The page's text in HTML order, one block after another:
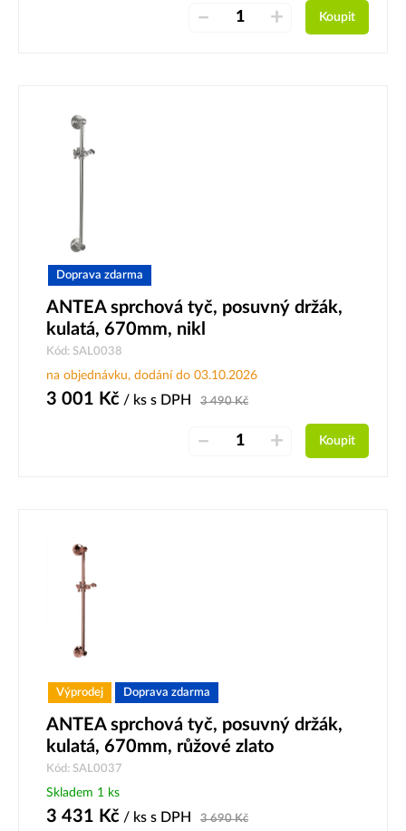
– + Koupit
Doprava zdarma
ANTEA sprchová tyč, posuvný držák,
kulatá, 670mm, nikl
Kód: SAL0038
na objednávku, dodání do 03.10.2026
3 001 Kč / ks s DPH 3 490Kč
– + Koupit
Výprodej Doprava zdarma
ANTEA sprchová tyč, posuvný držák,
kulatá, 670mm, růžové zlato
Kód: SAL0037
Skladem 1 ks
3 431 Kč / ks s DPH 3 690Kč